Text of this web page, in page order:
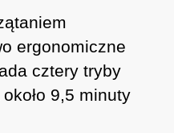
ergonomiczne
cztery tryby
9,5 minuty